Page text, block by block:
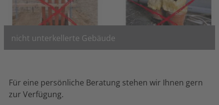
nicht unterkellerte Gebäude
weiter lesen
Für eine persönliche Beratung stehen wir Ihnen gern
zur Verfügung.